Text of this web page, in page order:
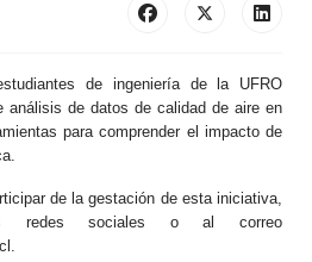
de ingeniería de la UFRO
análisis de datos de calidad de aire en
para comprender el impacto de
de la gestación de esta iniciativa,
redes sociales o al correo